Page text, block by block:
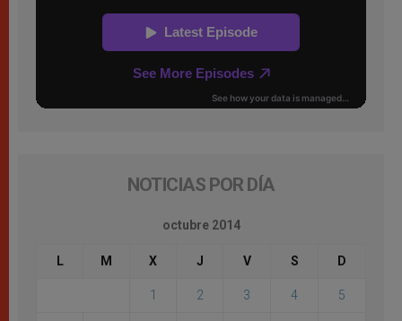
NOTICIAS POR DÍA
octubre 2014
L M X J V S D
1 2 3 4 5